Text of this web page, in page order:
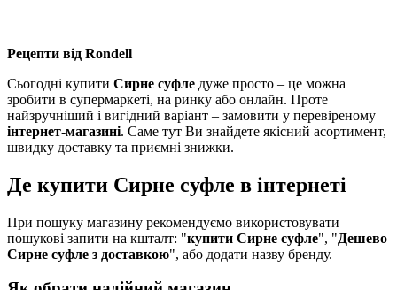
Рецепти від Rondell
Сьогодні купити Сирне суфле дуже просто – це можна
зробити в супермаркеті, на ринку або онлайн. Проте
найзручніший і вигідний варіант – замовити у перевіреному
інтернет-магазині. Саме тут Ви знайдете якісний асортимент,
швидку доставку та приємні знижки.
Де купити Сирне суфле в інтернеті
При пошуку магазину рекомендуємо використовувати
пошукові запити на кшталт: "купити Сирне суфле", "Дешево
Сирне суфле з доставкою", або додати назву бренду.